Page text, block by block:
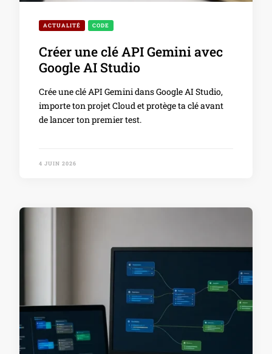
ACTUALITÉ CODE
Créer une clé API Gemini avec
Google AI Studio
Crée une clé API Gemini dans Google AI Studio,
importe ton projet Cloud et protège ta clé avant
de lancer ton premier test.
4 JUIN 2026